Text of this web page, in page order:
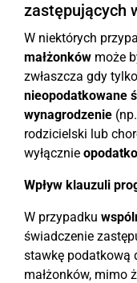
zastępujących
W niektórych
małżonków może
zwłaszcza gdy
nieopodatkowane
wynagrodzenie
rodzicielski lub
wyłącznie
Wpływ klauzuli
W przypadku
świadczenie
stawkę podatkową
małżonków, mimo